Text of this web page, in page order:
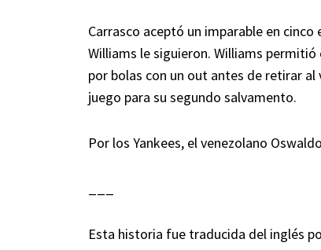
Carrasco aceptó un imparable en cinco
Williams le siguieron. Williams
por bolas con un out antes de retirar
juego para su segundo salvamento.
Por los Yankees, el venezolano
Esta historia fue traducida del inglés